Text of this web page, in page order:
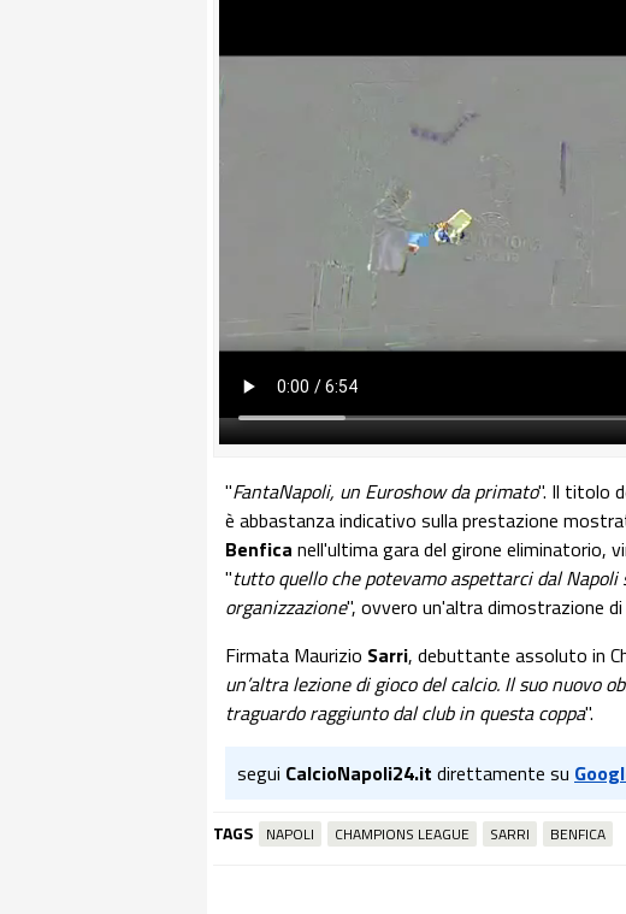
"FantaNapoli, un Euroshow da primato". Il titolo
è abbastanza indicativo sulla prestazione
Benfica nell'ultima gara del girone eliminatorio,
"tutto quello che potevamo aspettarci dal
organizzazione", ovvero un'altra dimostrazione di
Firmata Maurizio Sarri, debuttante assoluto in
un’altra lezione di gioco del calcio. Il suo nuovo
traguardo raggiunto dal club in questa coppa".
segui CalcioNapoli24.it direttamente su
TAGS NAPOLI CHAMPIONS LEAGUE SARRI BENFICA